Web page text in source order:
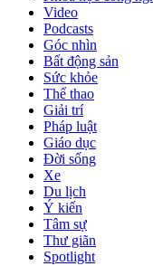
Video
Podcasts
Góc nhìn
Bất động sản
Sức khỏe
Thể thao
Giải trí
Pháp luật
Giáo dục
Đời sống
Xe
Du lịch
Ý kiến
Tâm sự
Thư giãn
Spotlight